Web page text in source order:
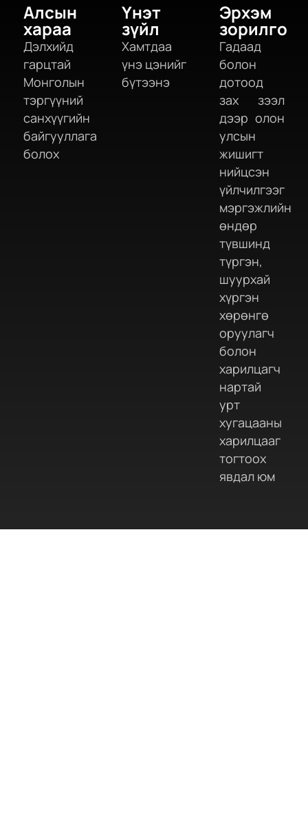
Алсын
хараа
Дэлхийд
гарцтай
Монголын
тэргүүний
санхүүгийн
байгууллага
болох
Үнэт
зүйл
Хамтдаа
үнэ цэнийг
бүтээнэ
Эрхэм
зорилго
Гадаад
болон
дотоод
зах зээл
дээр олон
улсын
жишигт
нийцсэн
үйлчилгээг
мэргэжлийн
өндөр
түвшинд
түргэн,
шуурхай
хүргэн
хөрөнгө
оруулагч
болон
харилцагч
нартай
урт
хугацааны
харилцааг
тогтоох
явдал юм